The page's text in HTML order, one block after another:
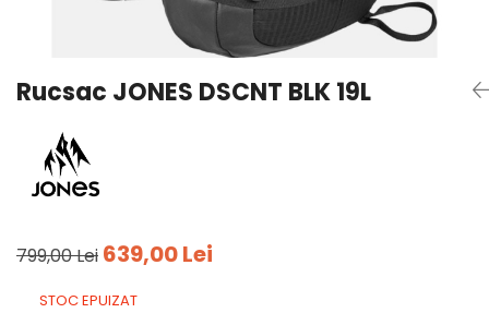
Curele
Sepci
Bustiere
Underwear
Rucsac JONES DSCNT BLK 19L
799,00 Lei 639,00 Lei
STOC EPUIZAT